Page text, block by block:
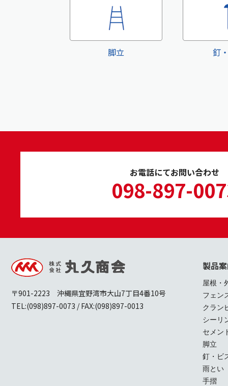
脚立 釘
お電話にてお問い合わせ
098-897-
〒901-2223 沖縄県宜野湾市大山7丁目4番10号
TEL:(098)897-0073 / FAX:(098)897-0013
製品
屋根・
フェン
クラン
シーリ
セメン
脚立
釘・ビ
雨とい
手摺